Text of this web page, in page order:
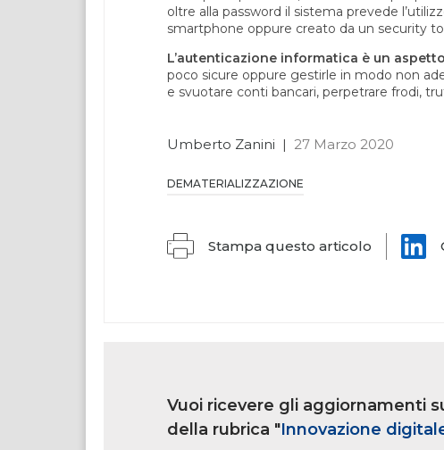
oltre alla password il sistema prevede
smartphone oppure creato da un security
L’autenticazione informatica è un
poco sicure oppure gestirle in modo non
e svuotare conti bancari, perpetrare frodi,
Umberto Zanini | 27 Marzo 2020
DEMATERIALIZZAZIONE
Stampa questo articolo
Vuoi ricevere gli aggiornamenti
della rubrica "Innovazione